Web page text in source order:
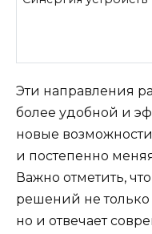
Эти направления
более удобной и
новые
и постепенно
Важно отметить,
решений не только
но и отвечает